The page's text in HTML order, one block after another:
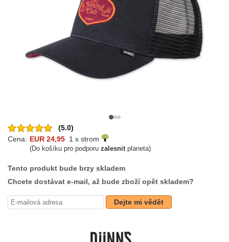
(5.0)
Cena: EUR 24,95 1 x strom
(Do košíku pro podporu zalesnitplaneta)
Tento produkt bude brzy skladem
Chcete dostávat e-mail, až bude zboží opět skladem?
Dejte mi vědět